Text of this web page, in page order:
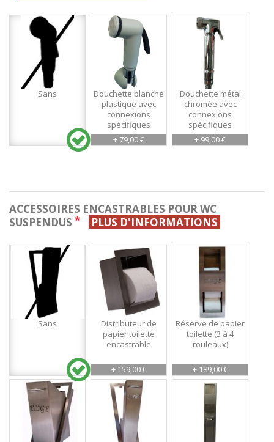
Sans
Douchette blanche
plastique avec
connexions
spécifiques
+ 79,00 €
Douchette métal
chromée avec
connexions
spécifiques
+ 99,00 €
ACCESSOIRES ENCASTRABLES POUR WC
SUSPENDUS * PLUS D'INFORMATIONS
Sans
Distributeur de
papier toilette
encastrable
+ 159,00 €
Réserve de papier
toilette (3 à 4
rouleaux)
+ 189,00 €